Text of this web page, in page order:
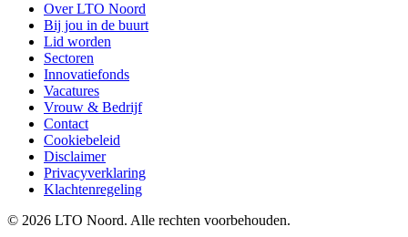
Over LTO Noord
Bij jou in de buurt
Lid worden
Sectoren
Innovatiefonds
Vacatures
Vrouw & Bedrijf
Contact
Cookiebeleid
Disclaimer
Privacyverklaring
Klachtenregeling
© 2026 LTO Noord. Alle rechten voorbehouden.